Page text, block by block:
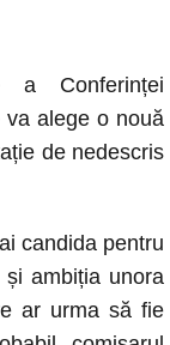
a Conferinței
va alege o nouă
de nedescris
candida pentru
ambiția unora
ar urma să fie